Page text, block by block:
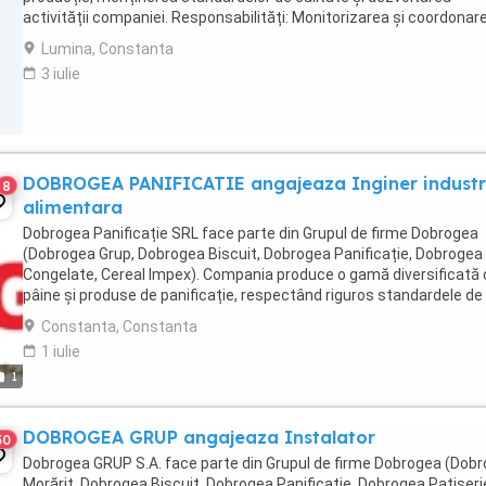
activității companiei. Responsabilități: Monitorizarea și
procesului tehnologic ...
Lumina, Constanta
3 iulie
1
8
DOBROGEA PANIFICATIE angajeaza Inginer
alimentara
Dobrogea Panificație SRL face parte din Grupul de firme Dobrogea
(Dobrogea Grup, Dobrogea Biscuit, Dobrogea Panificație, Dobrogea
Congelate, Cereal Impex). Compania produce o gamă diversificată
pâine și produse de panificație, respectând riguros standardele de
siguranță alimentară, prin utilizarea ...
Constanta, Constanta
1 iulie
DOBROGEA GRUP angajeaza Instalator
Dobrogea GRUP S.A. face parte din Grupul de firme Dobrogea